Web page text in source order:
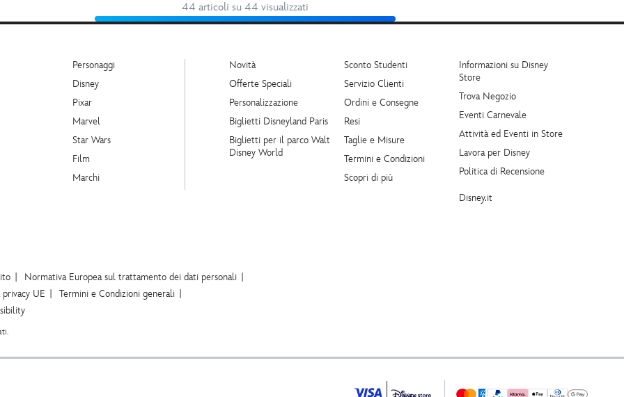
44 articoli su 44 visualizzati
Personaggi
Disney
Pixar
Marvel
Star Wars
Film
Marchi
Novità
Offerte Speciali
Personalizzazione
Biglietti Disneyland Paris
Biglietti per il parco Walt
Disney World
Sconto Studenti
Servizio Clienti
Ordini e Consegne
Resi
Taglie e Misure
Termini e Condizioni
Scopri di più
Informazioni su Disney
Store
Trova Negozio
Eventi Carnevale
Attività ed Eventi in Store
Lavora per Disney
Politica di Recensione
Disney.it
Normativa Europea sul trattamento dei dati personali
UE
Termini e Condizioni generali